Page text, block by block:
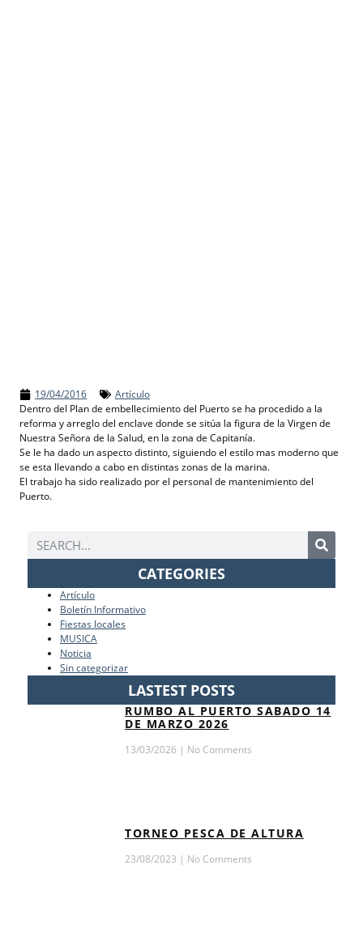
19/04/2016
Artículo
Dentro del Plan de embellecimiento del Puerto se ha procedido a la
reforma y arreglo del enclave donde se sitúa la figura de la Virgen de
Nuestra Señora de la Salud, en la zona de Capitanía.
Se le ha dado un aspecto distinto, siguiendo el estilo mas moderno que
se esta llevando a cabo en distintas zonas de la marina.
El trabajo ha sido realizado por el personal de mantenimiento del
Puerto.
CATEGORIES
Artículo
Boletín Informativo
Fiestas locales
MUSICA
Noticia
Sin categorizar
LASTEST POSTS
RUMBO AL PUERTO SABADO 14
DE MARZO 2026
13/03/2026 No Comments
TORNEO PESCA DE ALTURA
23/08/2023 No Comments